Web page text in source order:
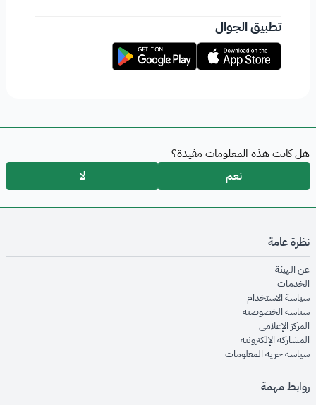
تطبيق الجوال
هل كانت هذه المعلومات مفيدة؟
نعم
لا
نظرة عامة
عن الهيئةopens in new window
الخدماتopens in new window
سياسة الاستخدام
سياسة الخصوصيةopens in new window
المركز الإعلاميopens in new window
المشاركة الإلكترونيةopens in new window
سياسة حرية المعلوماتopens in new window
روابط مهمة